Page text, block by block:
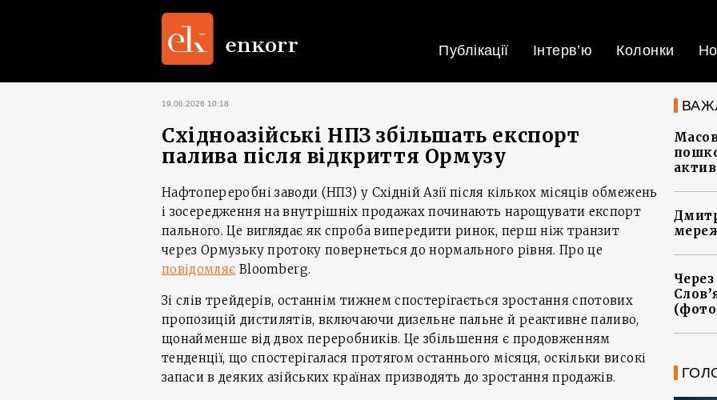
Публікації Інтерв’ю Колонки
19.06.2026 10:18
Східноазійські НПЗ збільшать експорт
палива після відкриття Ормузу
Нафтопереробні заводи (НПЗ) у Східній Азії після кількох місяців обмежень
і зосередження на внутрішніх продажах починають нарощувати експорт
пального. Це виглядає як спроба випередити ринок, перш ніж транзит
через Ормузьку протоку повернеться до нормального рівня. Про це
повідомляє Bloomberg.
Зі слів трейдерів, останнім тижнем спостерігається зростання спотових
пропозицій дистилятів, включаючи дизельне пальне й реактивне паливо,
щонайменше від двох переробників. Це збільшення є продовженням
тенденції, що спостерігалася протягом останнього місяця, оскільки високі
запаси в деяких азійських країнах призводять до зростання продажів.
Через